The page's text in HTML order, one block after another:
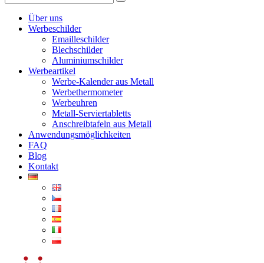
Über uns
Werbeschilder
Emailleschilder
Blechschilder
Aluminiumschilder
Werbeartikel
Werbe-Kalender aus Metall
Werbethermometer
Werbeuhren
Metall-Serviertabletts
Anschreibtafeln aus Metall
Anwendungs­­möglichkeiten
FAQ
Blog
Kontakt